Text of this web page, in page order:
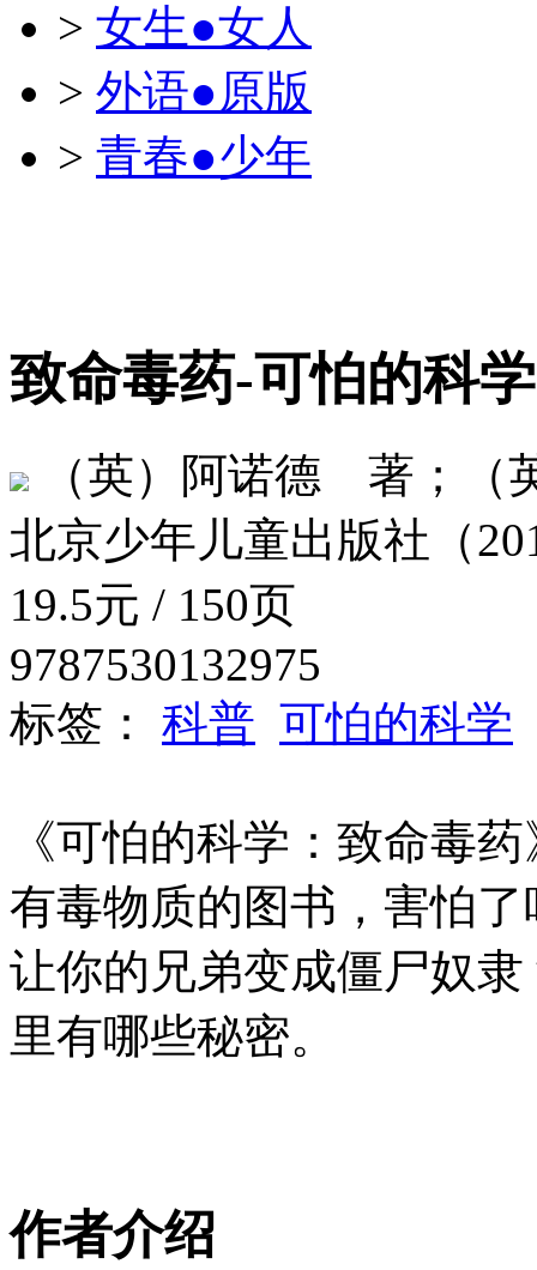
> 女生●女人
> 外语●原版
> 青春●少年
致命毒药-可怕的科
（英）阿诺德 著；
北京少年儿童出版社（
19.5元 / 150页
9787530132975
标签： 科普 可怕的科学
《可怕的科学：致命毒
有毒物质的图书，害怕
让你的兄弟变成僵尸奴
里有哪些秘密。
作者介绍